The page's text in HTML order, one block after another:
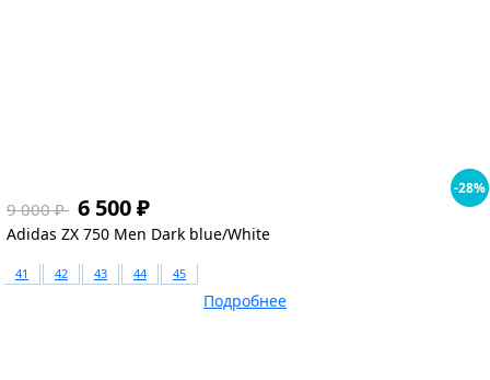
-28%
Adidas ZX 750 Men Dark blue/White
41 42 43 44 45
9 000 ₽ 6 500 ₽
Подробнее